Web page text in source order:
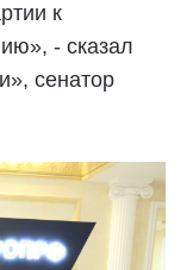
к
- сказал
сенатор